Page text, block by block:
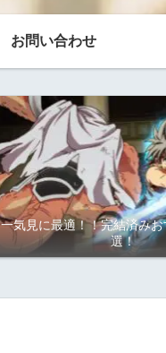
お問い合わせ
一気見に最適！！完結済み
選！